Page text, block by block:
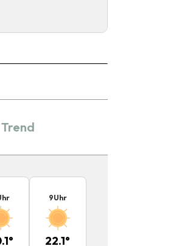
°
9Uhr
22.1°